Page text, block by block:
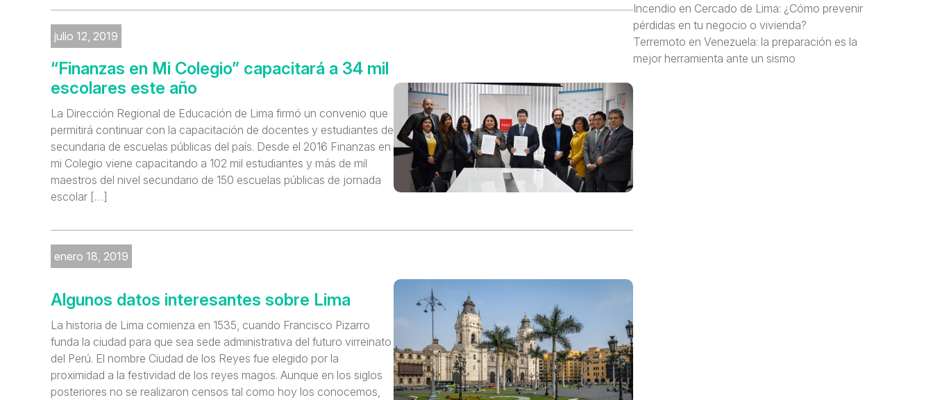
julio 12, 2019
“Finanzas en Mi Colegio” capacitará a 34 mil
escolares este año
La Dirección Regional de Educación de Lima firmó un convenio que
permitirá continuar con la capacitación de docentes y estudiantes de
secundaria de escuelas públicas del país. Desde el 2016 Finanzas en
mi Colegio viene capacitando a 102 mil estudiantes y más de mil
maestros del nivel secundario de 150 escuelas públicas de jornada
escolar […]
enero 18, 2019
Algunos datos interesantes sobre Lima
La historia de Lima comienza en 1535, cuando Francisco Pizarro
funda la ciudad para que sea sede administrativa del futuro virreinato
del Perú. El nombre Ciudad de los Reyes fue elegido por la
proximidad a la festividad de los reyes magos. Aunque en los siglos
posteriores no se realizaron censos tal como hoy los conocemos,
Incendio en Cercado de Lima: ¿Cómo prevenir
pérdidas en tu negocio o vivienda?
Terremoto en Venezuela: la preparación es la
mejor herramienta ante un sismo